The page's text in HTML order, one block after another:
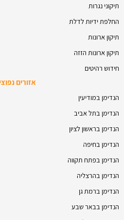
תיקוני נגרות
החלפת ידיות לדלת
תיקון ארונות
תיקון ארונות הזזה
חידוש רהיטים
אזורים
הנדימן במודיעין
הנדימן בתל אביב
הנדימן בראשון לציון
הנדימן בחיפה
הנדימן בפתח תקווה
הנדימן בהרצליה
הנדימן ברמת גן
הנדימן בבאר שבע